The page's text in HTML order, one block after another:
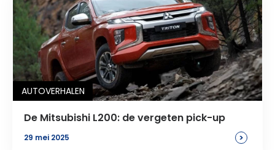
AUTOVERHALEN
De Mitsubishi L200: de vergeten pick-up
29 mei 2025 >